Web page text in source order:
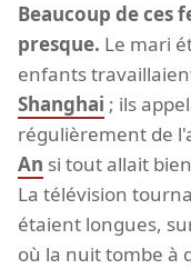
Beaucoup de ces
presque. Le mari
enfants
Shanghai ; ils
régulièrement de
An si tout allait
La télévision
étaient longues,
où la nuit tombe à